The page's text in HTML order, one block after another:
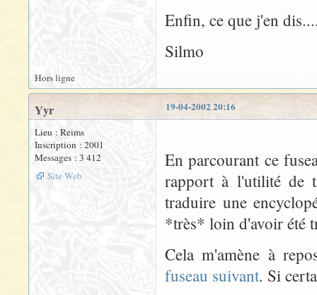
Enfin, ce que j'en
Silmo
Hors ligne
19-04-2002 20:16
Yyr
Lieu : Reims
Inscription : 2001
Messages : 3 412
Site Web
En parcourant ce
rapport à l'utilité de
traduire une
*très* loin d'avoir été
Cela m'amène à
fuseau suivant. Si